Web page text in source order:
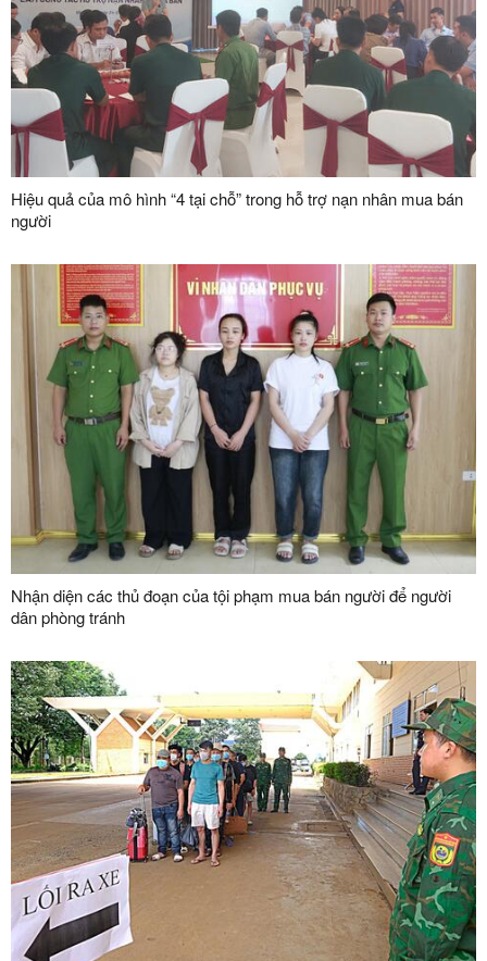
Hiệu quả của mô hình “4 tại chỗ” trong hỗ trợ nạn nhân mua bán
người
Nhận diện các thủ đoạn của tội phạm mua bán người để người
dân phòng tránh